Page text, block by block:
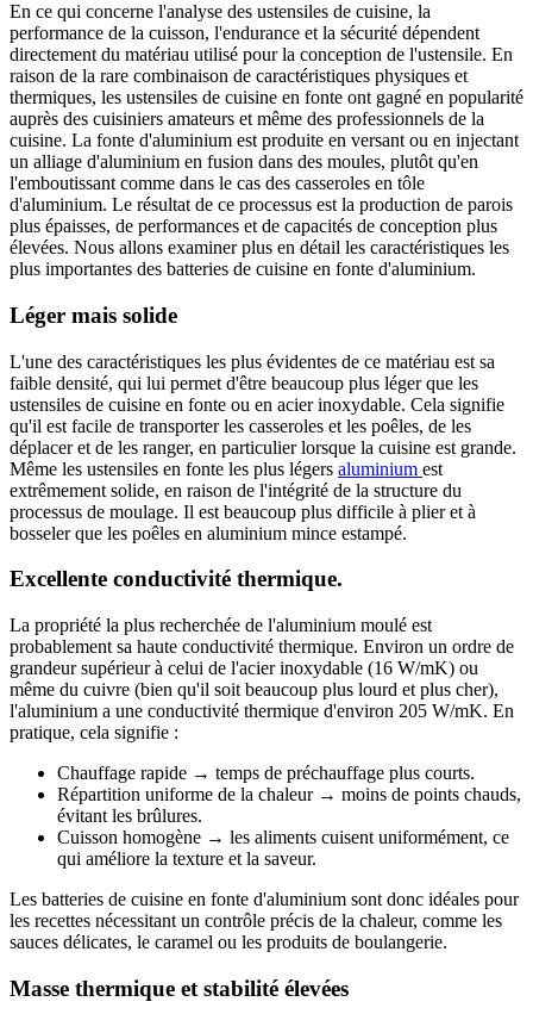
En ce qui concerne l'analyse des ustensiles de cuisine, la
performance de la cuisson, l'endurance et la sécurité dépendent
directement du matériau utilisé pour la conception de l'ustensile. En
raison de la rare combinaison de caractéristiques physiques et
thermiques, les ustensiles de cuisine en fonte ont gagné en popularité
auprès des cuisiniers amateurs et même des professionnels de la
cuisine. La fonte d'aluminium est produite en versant ou en injectant
un alliage d'aluminium en fusion dans des moules, plutôt qu'en
l'emboutissant comme dans le cas des casseroles en tôle
d'aluminium. Le résultat de ce processus est la production de parois
plus épaisses, de performances et de capacités de conception plus
élevées. Nous allons examiner plus en détail les caractéristiques les
plus importantes des batteries de cuisine en fonte d'aluminium.
Léger mais solide
L'une des caractéristiques les plus évidentes de ce matériau est sa
faible densité, qui lui permet d'être beaucoup plus léger que les
ustensiles de cuisine en fonte ou en acier inoxydable. Cela signifie
qu'il est facile de transporter les casseroles et les poêles, de les
déplacer et de les ranger, en particulier lorsque la cuisine est grande.
Même les ustensiles en fonte les plus légers aluminium est
extrêmement solide, en raison de l'intégrité de la structure du
processus de moulage. Il est beaucoup plus difficile à plier et à
bosseler que les poêles en aluminium mince estampé.
Excellente conductivité thermique.
La propriété la plus recherchée de l'aluminium moulé est
probablement sa haute conductivité thermique. Environ un ordre de
grandeur supérieur à celui de l'acier inoxydable (16 W/mK) ou
même du cuivre (bien qu'il soit beaucoup plus lourd et plus cher),
l'aluminium a une conductivité thermique d'environ 205 W/mK. En
pratique, cela signifie :
Chauffage rapide → temps de préchauffage plus courts.
Répartition uniforme de la chaleur → moins de points chauds,
évitant les brûlures.
Cuisson homogène → les aliments cuisent uniformément, ce
qui améliore la texture et la saveur.
Les batteries de cuisine en fonte d'aluminium sont donc idéales pour
les recettes nécessitant un contrôle précis de la chaleur, comme les
sauces délicates, le caramel ou les produits de boulangerie.
Masse thermique et stabilité élevées